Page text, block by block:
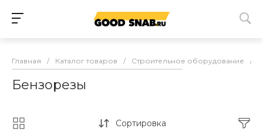
Главная / Каталог товаров / Строительное оборудование /
Бензорезы
Сортировка